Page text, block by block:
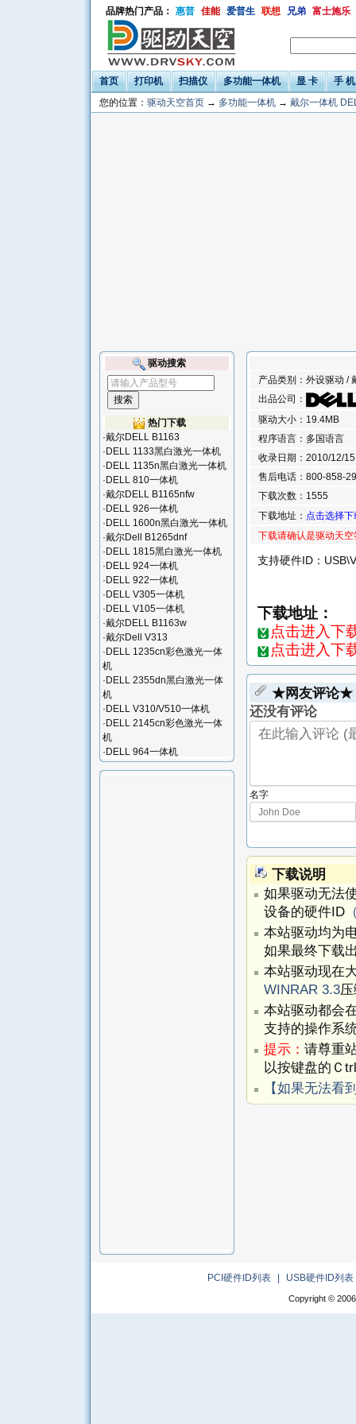
品牌热门产品： 惠普 佳能 爱普生 联想 兄弟 富士施乐
首页 打印机 扫描仪 多功能一体机 显 卡
手 机
您的位置： 驱动天空首页 → 多功能一体机 → 戴尔一体机
产品类别：外设驱动 /
出品公司：
驱动大小：19.4MB
程序语言：多国语言
收录日期：2010/12/
售后电话：800-858-
下载次数：1555
下载地址： 点击选择
下载请确认是驱动天
支持硬件ID：
下载地址：
点击进入下
点击进入下
★网友评论★
还没有评论
名字
下载说明
如果驱动无法
设备的硬件ID
本站驱动均为
如果最终下载
本站驱动现在
WINRAR 3.3
本站驱动都会
支持的操作系
提示： 请尊重
以按键盘的Ｃ
【如果无法看
驱动搜索
热门下载
·戴尔DELL B1163
· DELL 1133黑白激光一体机
· DELL 1135n黑白激光一体机
· DELL 810一体机
·戴尔DELL B1165nfw
· DELL 926一体机
· DELL 1600n黑白激光一体机
·戴尔Dell B1265dnf
· DELL 1815黑白激光一体机
· DELL 924一体机
· DELL 922一体机
· DELL V305一体机
· DELL V105一体机
·戴尔DELL B1163w
·戴尔Dell V313
· DELL 1235cn彩色激光一体
机
· DELL 2355dn黑白激光一体
机
· DELL V310/V510一体机
· DELL 2145cn彩色激光一体
机
· DELL 964一体机
PCI硬件ID列表 USB硬件ID列表
Copyright ©